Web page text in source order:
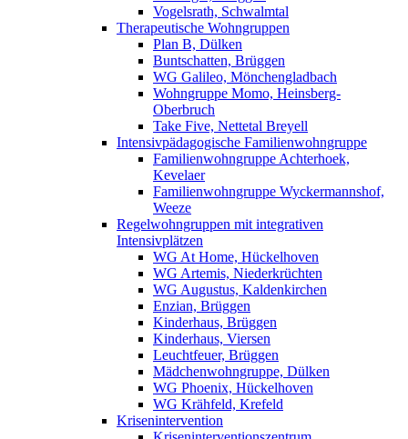
Vogelsrath, Schwalmtal
Therapeutische Wohngruppen
Plan B, Dülken
Buntschatten, Brüggen
WG Galileo, Mönchengladbach
Wohngruppe Momo, Heinsberg-
Oberbruch
Take Five, Nettetal Breyell
Intensivpädagogische Familienwohngruppe
Familienwohngruppe Achterhoek,
Kevelaer
Familienwohngruppe Wyckermannshof,
Weeze
Regelwohngruppen mit integrativen
Intensivplätzen
WG At Home, Hückelhoven
WG Artemis, Niederkrüchten
WG Augustus, Kaldenkirchen
Enzian, Brüggen
Kinderhaus, Brüggen
Kinderhaus, Viersen
Leuchtfeuer, Brüggen
Mädchenwohngruppe, Dülken
WG Phoenix, Hückelhoven
WG Krähfeld, Krefeld
Krisenintervention